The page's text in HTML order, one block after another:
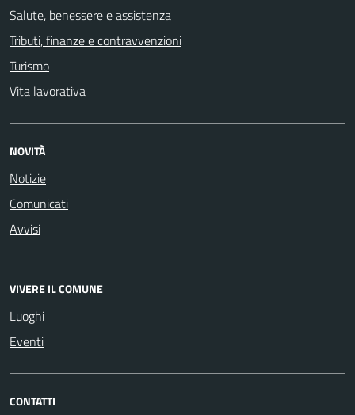
Salute, benessere e assistenza
Tributi, finanze e contravvenzioni
Turismo
Vita lavorativa
NOVITÀ
Notizie
Comunicati
Avvisi
VIVERE IL COMUNE
Luoghi
Eventi
CONTATTI